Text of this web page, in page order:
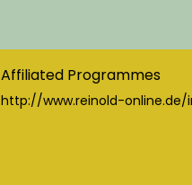
Affiliated Programmes
http://www.reinold-online.de/